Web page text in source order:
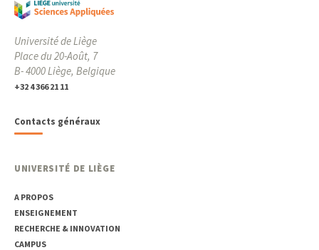
Université de Liège
Place du 20-Août, 7
B- 4000 Liège, Belgique
+32 4 366 21 11
Contacts généraux
UNIVERSITÉ DE LIÈGE
A PROPOS
ENSEIGNEMENT
RECHERCHE & INNOVATION
CAMPUS